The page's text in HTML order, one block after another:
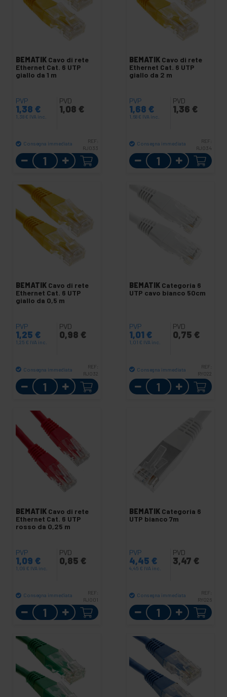
BEMATIK Cavo di rete
Ethernet Cat. 6 UTP
giallo da 1 m
PVP
1,38 €
1,38 € IVA inc.
PVD
1,08 €
Consegna immediata
REF:
RJ033
Quantità
BEMATIK Cavo di rete
Ethernet Cat. 6 UTP
giallo da 2 m
PVP
1,68 €
1,68 € IVA inc.
PVD
1,36 €
Consegna immediata
REF:
RJ034
Quantità
BEMATIK Cavo di rete
Ethernet Cat. 6 UTP
giallo da 0,5 m
PVP
1,25 €
1,25 € IVA inc.
PVD
0,98 €
Consegna immediata
REF:
RJ032
Quantità
BEMATIK Categoria 6
UTP cavo bianco 50cm
PVP
1,01 €
1,01 € IVA inc.
PVD
0,75 €
Consegna immediata
REF:
RY022
Quantità
BEMATIK Cavo di rete
Ethernet Cat. 6 UTP
rosso da 0,25 m
PVP
1,09 €
1,09 € IVA inc.
PVD
0,85 €
Consegna immediata
REF:
RJ001
Quantità
BEMATIK Categoria 6
UTP bianco 7m
PVP
4,45 €
4,45 € IVA inc.
PVD
3,47 €
Consegna immediata
REF:
RY026
Quantità